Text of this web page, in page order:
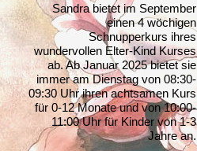
Sandra bietet im September
einen 4 wöchigen
Schnupperkurs ihres
wundervollen Elter-Kind Kurses
ab. Ab Januar 2025 bietet sie
immer am Dienstag von 08:30-
09:30 Uhr ihren achtsamen Kurs
für 0-12 Monate und von 10:00-
11:00 Uhr für Kinder von 1-3
Jahre an.